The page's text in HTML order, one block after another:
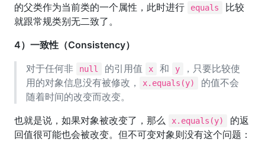
的父类作为当前类的一个属性，此时进行
equals
比较
就跟常规类别无二致了。
4）一致性（Consistency）
对于任何非
null 的引用值 x 和 y
，只要比较使
用的对象信息没有被修改，
x.equals(y)
的值不会
随着时间的改变而改变。
也就是说，如果对象被改变了，那么
x.equals(y)
的返
回值很可能也会被改变。但不可变对象则没有这个问题：